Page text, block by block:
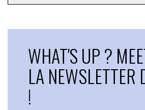
WHAT'S UP ?
LA NEWSLETTER
!